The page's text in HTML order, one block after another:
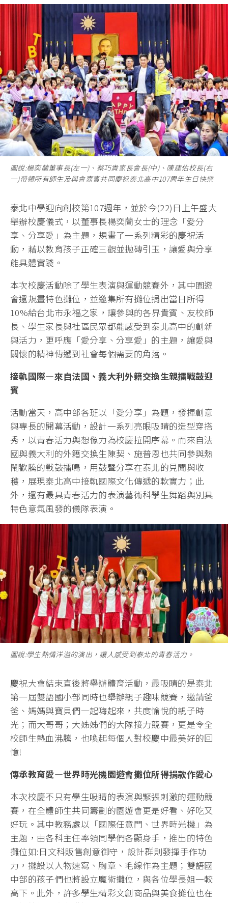
圖說:楊奕蘭董事長(左一)、蔡巧貴家長會長(中)、陳建佑校長(右
一)帶領所有師生及與會嘉賓共同慶祝泰北高中107周年生日快樂
泰北中學迎向創校第107週年，並於今(22)日上午盛大
舉辦校慶儀式，以董事長楊奕蘭女士的理念「愛分
享、分享愛」為主題，規畫了一系列精彩的慶祝活
動，藉以教育孩子正確三觀並拋磚引玉，讓愛與分享
能具體實踐。
本次校慶活動除了學生表演與運動競賽外，其中園遊
會還規畫特色攤位，並邀集所有攤位捐出當日所得
10%給台北市永福之家，讓參與的各界貴賓、友校師
長、學生家長與社區民眾都能感受到泰北高中的創新
與活力，更呼應「愛分享、分享愛」的主題，讓愛與
關懷的精神傳遞到社會每個需要的角落。
接軌國際—來自法國、義大利外籍交換生親擂戰鼓迎
賓
活動當天，高中部各班以「愛分享」為題，發揮創意
與專長的開幕活動，設計一系列亮眼吸睛的造型穿搭
秀，以青春活力與想像力為校慶拉開序幕。而來自法
國與義大利的外籍交換生陳契、施普恩也共同參與熱
鬧歡騰的戰鼓擂鳴，用鼓聲分享在泰北的見聞與收
穫，展現泰北高中接軌國際文化傳遞的軟實力；此
外，還有最具青春活力的表演藝術科學生舞蹈與別具
特色意氣風發的儀隊表演。
圖說:學生熱情洋溢的演出，讓人感受到泰北的青春活力。
慶祝大會結束直後將舉辦體育活動，最吸睛的是泰北
第一屆雙語國小部同時也舉辦親子趣味競賽，邀請爸
爸、媽媽與寶貝們一起嗨起來，共度愉悅的親子時
光；而大哥哥；大姊姊們的大隊接力競賽，更是令全
校師生熱血沸騰，也喚起每個人對校慶中最美好的回
憶!
傳承教育愛—世界時光機園遊會攤位所得捐款作愛心
本次校慶不只有學生吸睛的表演與緊張刺激的運動競
賽，在全體師生共同籌劃的園遊會更是好看、好吃又
好玩。其中教務處以「國際任意門、世界時光機」為
主題，由各科主任率領同學們各顯身手，推出的特色
攤位如:日文科販售創意御守，設計群則發揮手作功
力，擺設以人物速寫、胸章、毛線作為主題；雙語國
中部的孩子們也將設立魔術攤位，與各位學長姐一較
高下。此外，許多學生精彩文創商品與美食攤位也在